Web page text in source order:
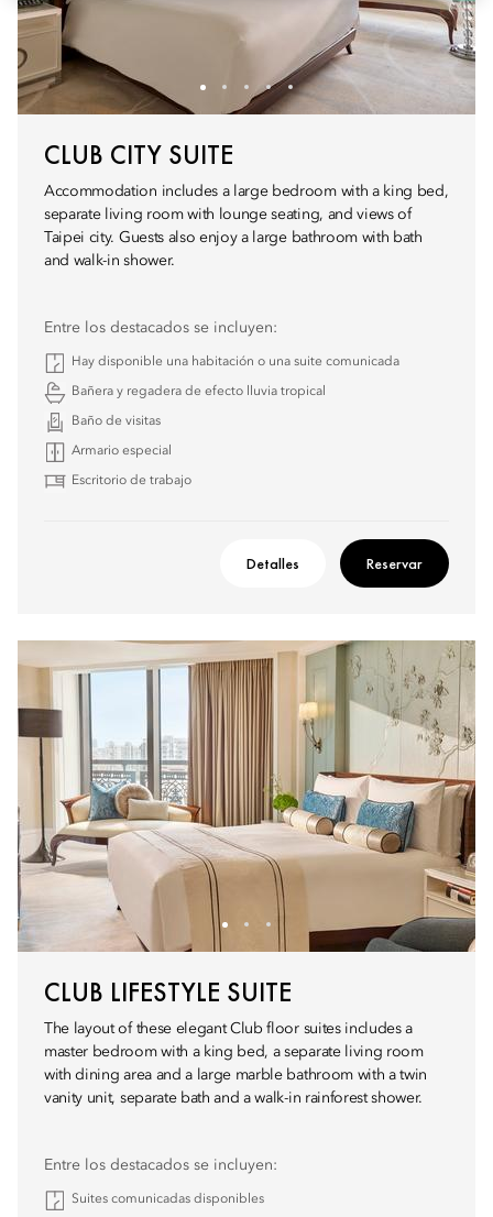
CLUB CITY SUITE
Accommodation includes a large bedroom with a king bed,
separate living room with lounge seating, and views of
Taipei city. Guests also enjoy a large bathroom with bath
and walk-in shower.
Entre los destacados se incluyen:
Hay disponible una habitación o una suite comunicada
Bañera y regadera de efecto lluvia tropical
Baño de visitas
Armario especial
Escritorio de trabajo
Detalles Reservar
CLUB LIFESTYLE SUITE
The layout of these elegant Club floor suites includes a
master bedroom with a king bed, a separate living room
with dining area and a large marble bathroom with a twin
vanity unit, separate bath and a walk-in rainforest shower.
Entre los destacados se incluyen:
Suites comunicadas disponibles